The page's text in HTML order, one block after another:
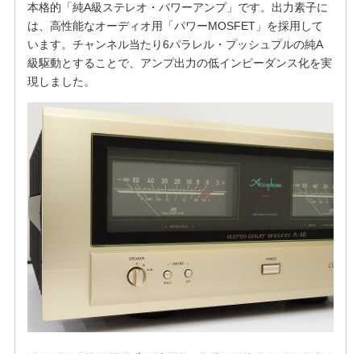
本格的「純A級ステレオ・パワーアンプ」です。出力素子に
は、高性能なオーディオ用「パワーMOSFET」を採用して
います。チャンネル当たり6パラレル・プッシュプルの純A
級駆動とすることで、アンプ出力の低インピーダンス化を実
現しました。